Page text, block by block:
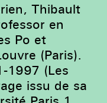
Thibault
en
Po et
(Paris).
1997 (Les
issu de sa